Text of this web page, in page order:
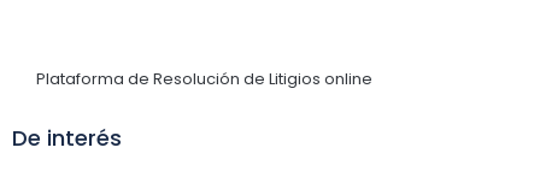
Plataforma de Resolución de Litigios online
De interés